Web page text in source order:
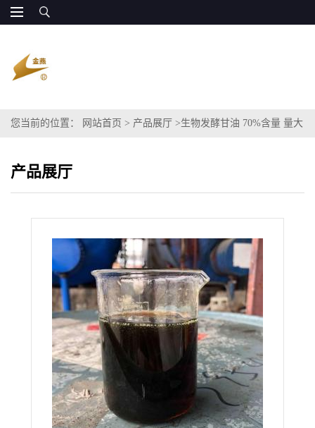
您当前的位置： 网站首页 > 产品展厅 >生物发酵甘油 70%含量 量大
产品展厅